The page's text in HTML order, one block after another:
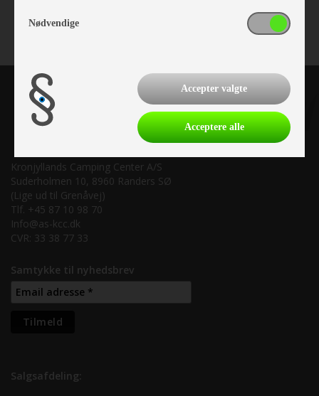
Kronjyllands Camping Center A/S
Suderholmen 10, 8960 Randers SØ
(Lige ud til Grenåvej)
Tlf. +45 87 10 98 70
Info@as-kcc.dk
CVR: 33 38 77 33
Samtykke til nyhedsbrev
Salgsafdeling:
Nødvendige
Accepter valgte
Acceptere alle